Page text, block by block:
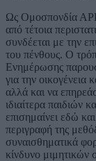
Ως Ομοσπονδία
από τέτοια
συνδέεται με την
του πένθους. Ο
Ενημέρωσης
για την οικογένεια
αλλά και να
ιδιαίτερα παιδιών
επισημαίνει εδώ
περιγραφή της
συναισθηματικά
κίνδυνο